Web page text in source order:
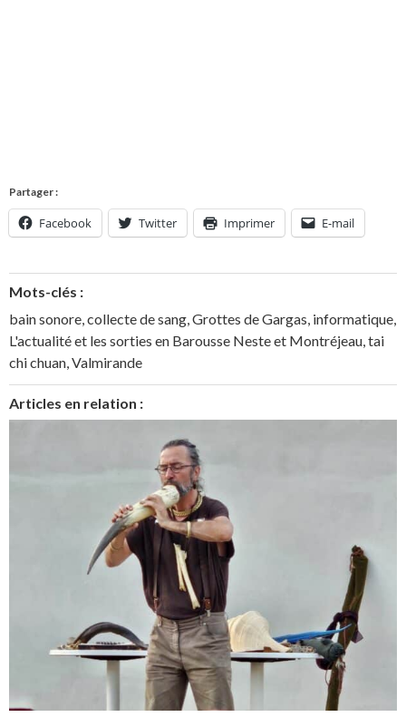
Partager :
Facebook Twitter Imprimer E-mail
Mots-clés :
bain sonore collecte de sang Grottes de Gargas informatique
L'actualité et les sorties en Barousse Neste et Montréjeau tai
chi chuan Valmirande
Articles en relation :